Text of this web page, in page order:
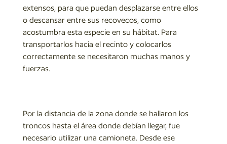
extensos, para que puedan desplazarse entre ellos
o descansar entre sus recovecos, como
acostumbra esta especie en su hábitat. Para
transportarlos hacia el recinto y colocarlos
correctamente se necesitaron muchas manos y
fuerzas.
Por la distancia de la zona donde se hallaron los
troncos hasta el área donde debían llegar, fue
necesario utilizar una camioneta. Desde ese